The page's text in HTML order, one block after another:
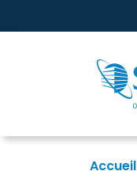
Accueil